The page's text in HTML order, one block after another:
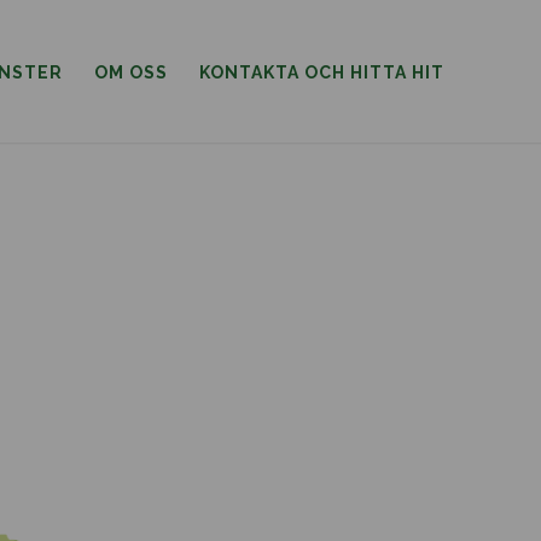
OM OSS KONTAKTA OCH HITTA HIT